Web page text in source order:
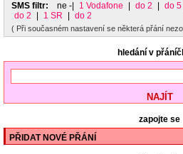
SMS filtr:
ne -| 1 Vodafone do 2 do 5
do 2
1 SR do 2
( Při současném nastavení se některá přání
hledání v
zapojte se
PŘIDAT NOVÉ PŘÁNÍ